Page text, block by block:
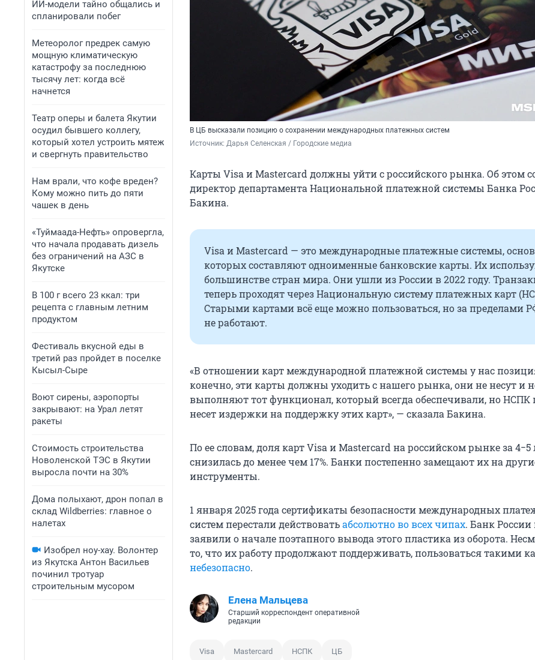
ИИ-модели тайно общались и
спланировали побег
Метеоролог предрек самую
мощную климатическую
катастрофу за последнюю
тысячу лет: когда всё
начнется
Театр оперы и балета Якутии
осудил бывшего коллегу,
который хотел устроить мятеж
и свергнуть правительство
Нам врали, что кофе вреден?
Кому можно пить до пяти
чашек в день
«Туймаада-Нефть» опровергла,
что начала продавать дизель
без ограничений на АЗС в
Якутске
В 100 г всего 23 ккал: три
рецепта с главным летним
продуктом
Фестиваль вкусной еды в
третий раз пройдет в поселке
Кысыл-Сыре
Воют сирены, аэропорты
закрывают: на Урал летят
ракеты
Стоимость строительства
Новоленской ТЭС в Якутии
выросла почти на 30%
Дома полыхают, дрон попал в
склад Wildberries: главное о
налетах
Изобрел ноу-хау. Волонтер
из Якутска Антон Васильев
починил тротуар
строительным мусором
В ЦБ высказали позицию о сохранении международных платежных систем
Источник: Дарья Селенская / Городские медиа
Карты Visa и Mastercard должны уйти с российского рынка. Об этом
директор департамента Национальной платежной системы Банка
Бакина.
Visa и Mastercard — это международные платежные системы,
которых составляют одноименные банковские карты. Их
большинстве стран мира. Они ушли из России в 2022 году.
теперь проходят через Национальную систему платежных карт
Старыми картами всё еще можно пользоваться, но за пределами
не работают.
«В отношении карт международной платежной системы у нас
конечно, эти карты должны уходить с нашего рынка, они не несут и
выполняют тот функционал, который всегда обеспечивали, но НСПК
несет издержки на поддержку этих карт», — сказала Бакина.
По ее словам, доля карт Visa и Mastercard на российском рынке за 4−5
снизилась до менее чем 17%. Банки постепенно замещают их на
инструменты.
1 января 2025 года сертификаты безопасности международных
систем перестали действоватьабсолютно во всех чипах. Банк
заявили о начале поэтапного вывода этого пластика из оборота.
то, что их работу продолжают поддерживать, пользоваться такими
небезопасно.
Елена Мальцева
Старший корреспондент оперативной
редакции
Visa Mastercard НСПК ЦБ